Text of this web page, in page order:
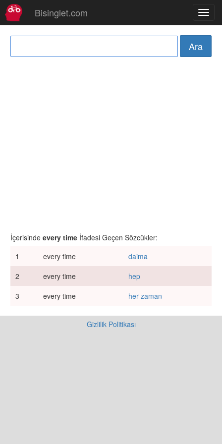
Bisinglet.com
İçerisinde every time İfadesi Geçen Sözcükler:
1
every time
daima
2
every time
hep
3
every time her zaman
Gizlilik Politikası